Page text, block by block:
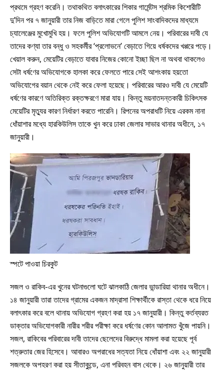
প্রথমে গ্রহণ করেনি। তথাকথিত বলাৎকারের শিকার গার্মেন্টস শ্রমিক কিশোরীটি
দু’দিন পর ৭ জানুয়ারী তার নিজ বাড়িতে মারা গেলে পুলিশ সাংবাদিকদের মাধ্যমে
চ্যালেঞ্জের মুখোমুখি হয়। ফলে পুলিশ অভিযোগটি আমলে নেয়। পরিবারের দাবী যে
তাদের কণ্যা তার বন্ধু ও সহকর্মীর ‘প্রলোভনে’ বেড়াতে গিয়ে ধর্ষকদের খপ্পরে পড়ে।
খেয়াল করুন, মেয়েটির বেড়াতে যাবার নিজের কোনো ইচ্ছা ছিল না অথবা থাকলেও
সেটা ধর্ষণের অভিযোগকে হালকা করে ফেলতে পারে সেই আশংকায় হয়তো
অভিযোগের বয়ান থেকে নেই করে ফেলা হয়েছে। পরিবারের আরও দাবী যে মেয়েটি
ধর্ষণের কারণে অতিরিক্ত রক্তক্ষরণে মারা যায়। কিন্তু ময়নাতদন্তকারী চিকিৎসক
মেয়েটির মৃত্যুর কারণ নির্ধারণ করতে পারেনি। রিপনের অপরাধটি নিয়ে এরকম নানা
ধোঁয়াশার মধ্যে হারকিউলিস তাকে খুন করে ঢাকা জেলার সাভার থানার অধীনে, ১৭
জানুয়ারী।
স্পটে পাওয়া চিরকুট
সজল ও রাকিব-এর খুনের ঘটনাগুলো ঘটে ঝালকাঠি জেলার ভান্ডারিয়া থানার অধীনে।
১৪ জানুয়ারী তারা তাদের গ্রামের একজন মাদ্রাসা শিক্ষার্থীকে রাস্তা থেকে ধরে নিয়ে
বলাৎকার করে বলে থানায় অভিযোগ গ্রহণ করা হয় ১৭ জানুয়ারী। কিন্তু কর্তব্যরত
ডাক্তার অভিযোগকারী নারীর শরীর পরীক্ষা করে ধর্ষণের কোন আলামত খুঁজে পায়নি।
সজল, রাকিবের পরিবারের দাবী তাদের ছেলেদের বিরুদ্ধে মামলা করা হয়েছে পূর্ব
শত্রুতার জের হিসেবে। আবারও অপরাধের সত্যতা নিয়ে ধোঁয়াশা এবং ২২ জানুয়ারী
সজলকে অপহরণ করা হয় সীতাকুন্ডে, এনা পরিবহন বাস থেকে। ২৬ জানুয়ারী তার